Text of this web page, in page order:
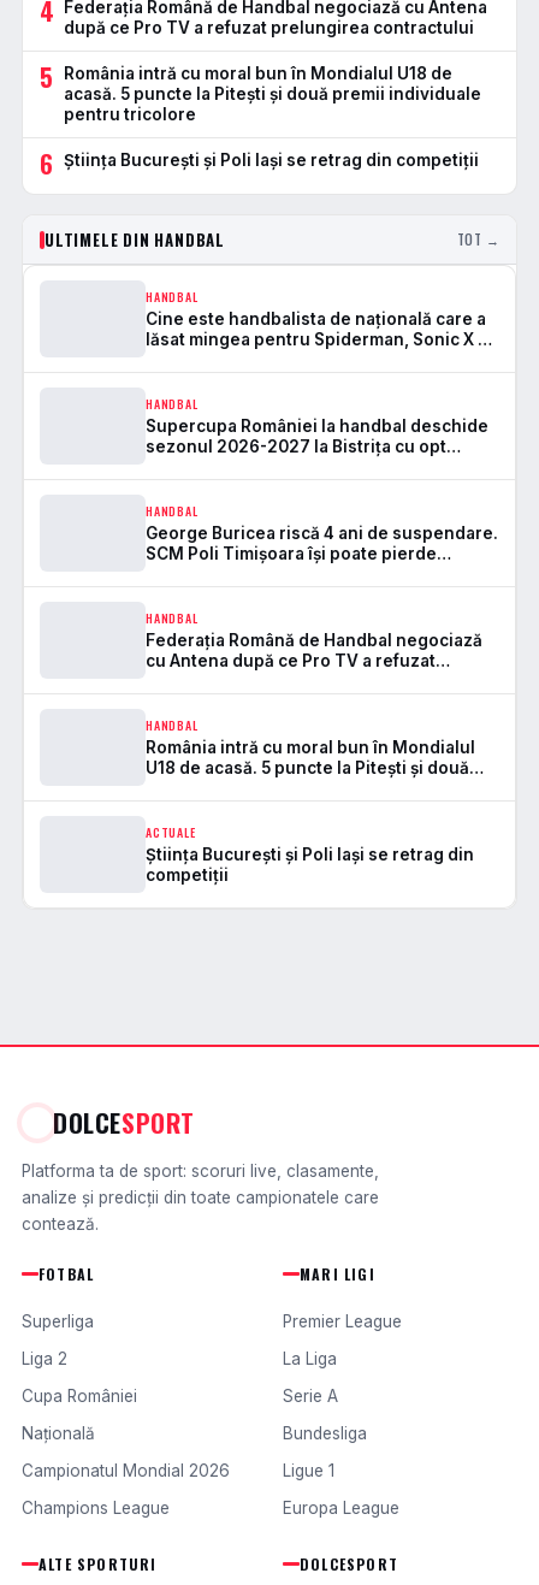
4
Federația Română de Handbal negociază cu Antena
după ce Pro TV a refuzat prelungirea contractului
5
România intră cu moral bun în Mondialul U18 de
acasă. 5 puncte la Pitești și două premii individuale
pentru tricolore
6 Știința București și Poli Iași se retrag din competiții
ULTIMELE DIN HANDBAL TOT →
HANDBAL
Cine este handbalista de națională care a
lăsat mingea pentru Spiderman, Sonic X și
HANDBAL
Supercupa României la handbal deschide
sezonul 2026-2027 la Bistrița cu opt
HANDBAL
George Buricea riscă 4 ani de suspendare.
SCM Poli Timișoara își poate pierde
HANDBAL
Federația Română de Handbal negociază
cu Antena după ce Pro TV a refuzat
HANDBAL
România intră cu moral bun în Mondialul
U18 de acasă. 5 puncte la Pitești și două
ACTUALE
Știința București și Poli Iași se retrag din
competiții
DOLCESPORT
Platforma ta de sport: scoruri live, clasamente,
analize și predicții din toate campionatele care
contează.
FOTBAL
Superliga
Liga 2
Cupa României
Națională
Campionatul Mondial 2026
Champions League
MARI LIGI
Premier League
La Liga
Serie A
Bundesliga
Ligue 1
Europa League
ALTE SPORTURI DOLCESPORT